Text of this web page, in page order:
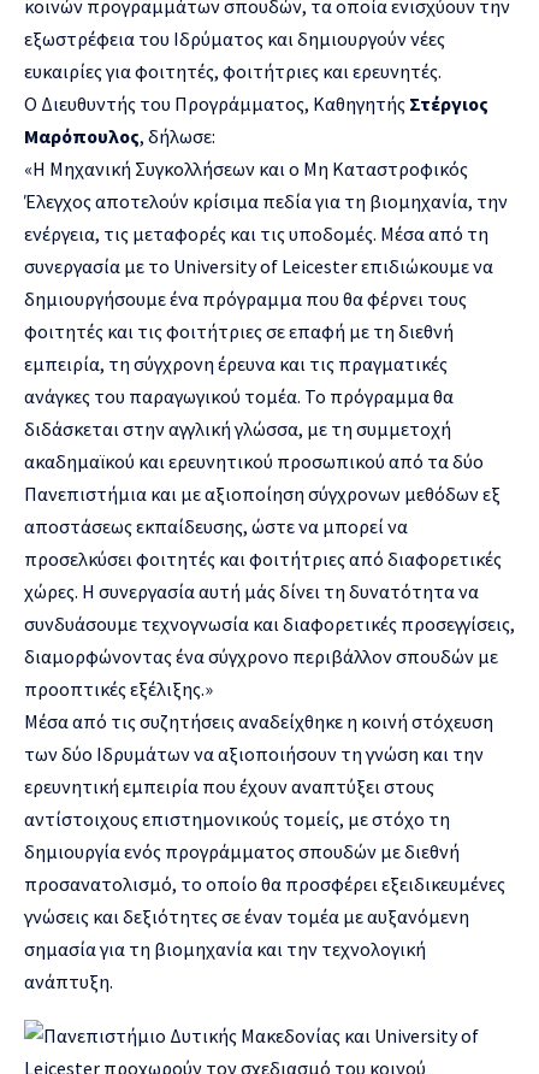
κοινών προγραμμάτων σπουδών, τα οποία ενισχύουν την
εξωστρέφεια του Ιδρύματος και δημιουργούν νέες
ευκαιρίες για φοιτητές, φοιτήτριες και ερευνητές.
Ο Διευθυντής του Προγράμματος, Καθηγητής Στέργιος
Μαρόπουλος, δήλωσε:
«Η Μηχανική Συγκολλήσεων και ο Μη Καταστροφικός
Έλεγχος αποτελούν κρίσιμα πεδία για τη βιομηχανία, την
ενέργεια, τις μεταφορές και τις υποδομές. Μέσα από τη
συνεργασία με το University of Leicester επιδιώκουμε να
δημιουργήσουμε ένα πρόγραμμα που θα φέρνει τους
φοιτητές και τις φοιτήτριες σε επαφή με τη διεθνή
εμπειρία, τη σύγχρονη έρευνα και τις πραγματικές
ανάγκες του παραγωγικού τομέα. Το πρόγραμμα θα
διδάσκεται στην αγγλική γλώσσα, με τη συμμετοχή
ακαδημαϊκού και ερευνητικού προσωπικού από τα δύο
Πανεπιστήμια και με αξιοποίηση σύγχρονων μεθόδων εξ
αποστάσεως εκπαίδευσης, ώστε να μπορεί να
προσελκύσει φοιτητές και φοιτήτριες από διαφορετικές
χώρες. Η συνεργασία αυτή μάς δίνει τη δυνατότητα να
συνδυάσουμε τεχνογνωσία και διαφορετικές προσεγγίσεις,
διαμορφώνοντας ένα σύγχρονο περιβάλλον σπουδών με
προοπτικές εξέλιξης.»
Μέσα από τις συζητήσεις αναδείχθηκε η κοινή στόχευση
των δύο Ιδρυμάτων να αξιοποιήσουν τη γνώση και την
ερευνητική εμπειρία που έχουν αναπτύξει στους
αντίστοιχους επιστημονικούς τομείς, με στόχο τη
δημιουργία ενός προγράμματος σπουδών με διεθνή
προσανατολισμό, το οποίο θα προσφέρει εξειδικευμένες
γνώσεις και δεξιότητες σε έναν τομέα με αυξανόμενη
σημασία για τη βιομηχανία και την τεχνολογική
ανάπτυξη.